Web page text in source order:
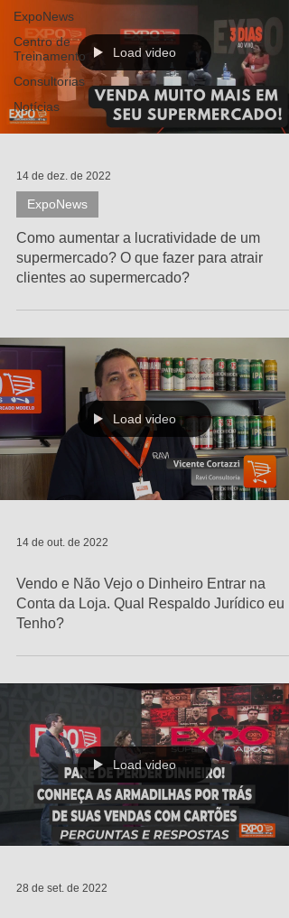
ExpoNews
Centro de
Treinamento
Consultorias
Notícias
Load video
14 de dez. de 2022
ExpoNews
Como aumentar a lucratividade de um
supermercado? O que fazer para atrair
clientes ao supermercado?
Load video
14 de out. de 2022
Vendo e Não Vejo o Dinheiro Entrar na
Conta da Loja. Qual Respaldo Jurídico eu
Tenho?
Load video
28 de set. de 2022